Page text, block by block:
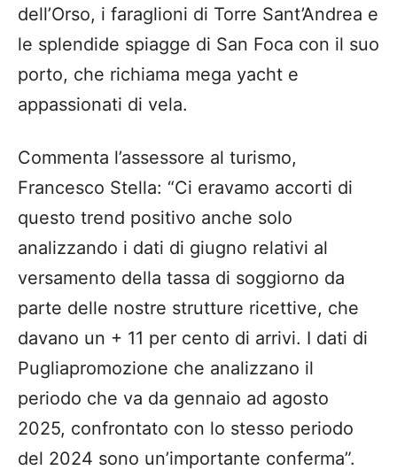
dell’Orso, i faraglioni di Torre Sant’Andrea e
le splendide spiagge di San Foca con il suo
porto, che richiama mega yacht e
appassionati di vela.
Commenta l’assessore al turismo,
Francesco Stella: “Ci eravamo accorti di
questo trend positivo anche solo
analizzando i dati di giugno relativi al
versamento della tassa di soggiorno da
parte delle nostre strutture ricettive, che
davano un + 11 per cento di arrivi. I dati di
Pugliapromozione che analizzano il
periodo che va da gennaio ad agosto
2025, confrontato con lo stesso periodo
del 2024 sono un’importante conferma”.